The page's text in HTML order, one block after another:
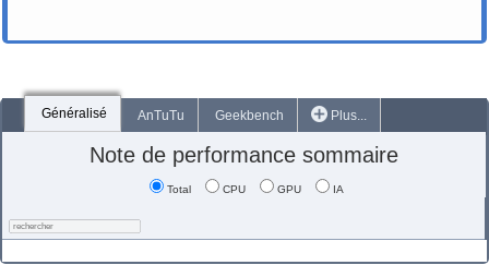
Généralisé AnTuTu Geekbench Plus...
Note de performance sommaire
Total CPU GPU IA